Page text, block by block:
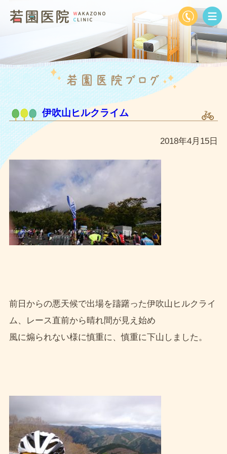
伊吹山ヒルクライム
2018年4月15日
前日からの悪天候で出場を躊躇った伊吹山ヒルクライ
ム、レース直前から晴れ間が見え始め
風に煽られない様に慎重に、慎重に下山しました。